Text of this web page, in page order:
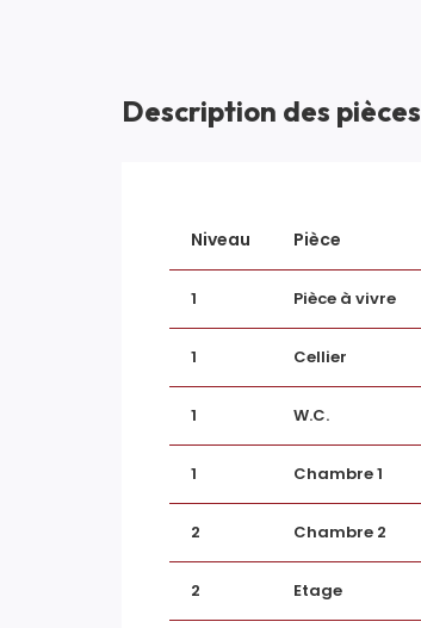
Surface terrain
INTÉRIEUR
Nombre pièces
Chambres
Salle(s) de bains
Salle(s) d'eau
Description des pièces
Niveau Pièce
1 Pièce à vivre
1 Cellier
1 W.C.
1 Chambre 1
2 Chambre 2
2 Etage